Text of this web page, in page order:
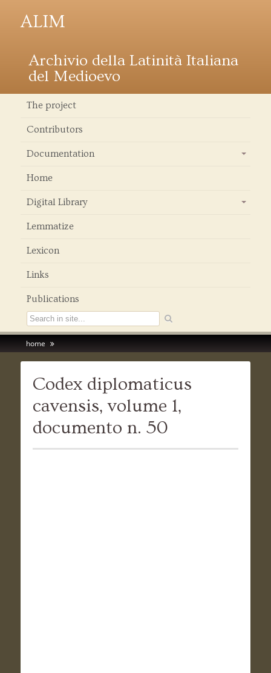
ALIM
Archivio della Latinità Italiana
del Medioevo
The project
Contributors
Documentation
Home
Digital Library
Lemmatize
Lexicon
Links
Publications
home
Codex diplomaticus
cavensis, volume 1,
documento n. 50